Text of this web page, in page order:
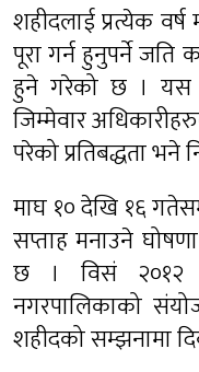
शहीदलाई प्रत्येक
पूरा गर्न हुनुपर्ने
हुने गरेको छ । यस
जिम्मेवार
परेको प्रतिबद्धता
माघ १० देखि १६
सप्ताह मनाउने
छ । विसं २०१२
नगरपालिकाको
शहीदको सम्झनामा